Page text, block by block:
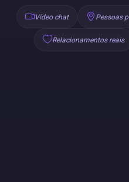
Vídeo chat Pessoas
Relacionamentos reais